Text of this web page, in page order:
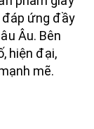
ứng đầy
Âu. Bên
hiện đại,
mẽ.